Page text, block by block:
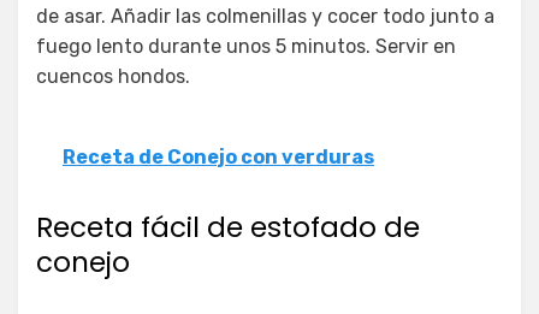
de asar. Añadir las colmenillas y cocer todo junto a
fuego lento durante unos 5 minutos. Servir en
cuencos hondos.
Receta de Conejo con verduras
Receta fácil de estofado de
conejo